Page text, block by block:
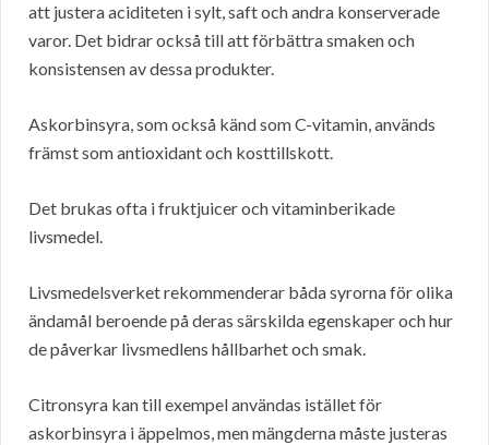
att justera aciditeten i sylt, saft och andra konserverade
varor. Det bidrar också till att förbättra smaken och
konsistensen av dessa produkter.
Askorbinsyra, som också känd som C-vitamin, används
främst som antioxidant och kosttillskott.
Det brukas ofta i fruktjuicer och vitaminberikade
livsmedel.
Livsmedelsverket rekommenderar båda syrorna för olika
ändamål beroende på deras särskilda egenskaper och hur
de påverkar livsmedlens hållbarhet och smak.
Citronsyra kan till exempel användas istället för
askorbinsyra i äppelmos, men mängderna måste justeras